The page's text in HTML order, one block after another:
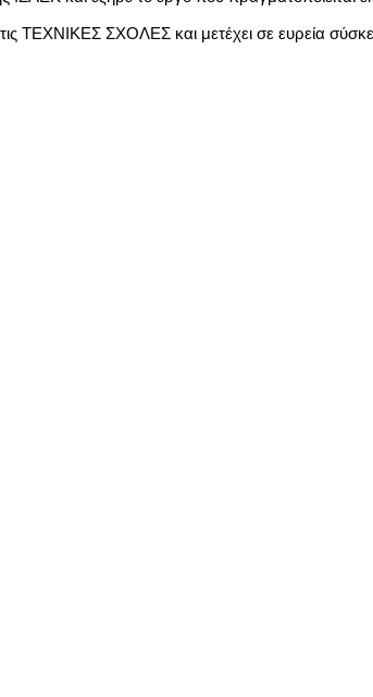
ΤΕΧΝΙΚΕΣ ΣΧΟΛΕΣ και μετέχει σε ευρεία